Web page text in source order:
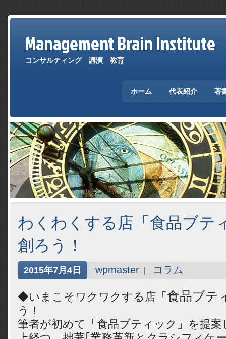
Management Brain Institute
コンサルティング 講演 教育
ホーム 代表紹介 著
わくわくする店「食品ブテ
創ろう！
2015年7月4日 wpmaster コラム
◆いまこそワクワクする店「 食品ブテ
う！
筆者が初めて「食品ブティック」を提案